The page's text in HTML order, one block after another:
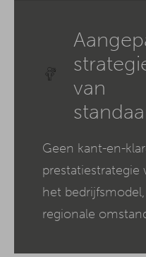
van
Geen kant-en-
prestatiestrategie
het
regionale